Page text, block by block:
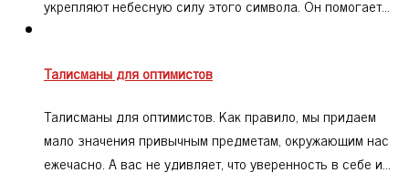
укрепляют небесную силу этого символа. Он помогает…
Талисманы для оптимистов
Талисманы для оптимистов. Как правило, мы придаем
мало значения привычным предметам, окружающим нас
ежечасно. А вас не удивляет, что уверенность в себе и…